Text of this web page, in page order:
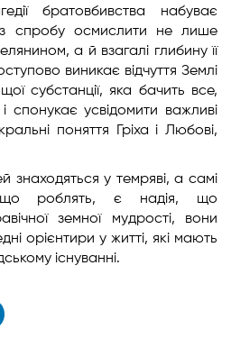
братовбивства набуває
спробу осмислити не лише
а й взагалі глибину її
виникає відчуття Землі
субстанції, яка бачить все,
усвідомити важливі
поняття Гріха і Любові,
знаходяться у темряві, а самі
роблять, є надія, що
земної мудрості, вони
орієнтири у житті, які мають
існуванні.